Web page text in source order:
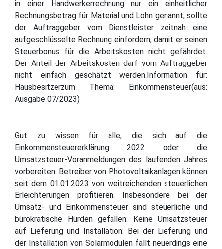
in einer Handwerkerrechnung nur ein einheitlicher
Rechnungsbetrag für Material und Lohn genannt, sollte
der Auftraggeber vom Dienstleister zeitnah eine
aufgeschlüsselte Rechnung einfordern, damit er seinen
Steuerbonus für die Arbeitskosten nicht gefährdet.
Der Anteil der Arbeitskosten darf vom Auftraggeber
nicht einfach geschätzt werden.Information für:
Hausbesitzerzum Thema: Einkommensteuer(aus:
Ausgabe 07/2023)
Gut zu wissen für alle, die sich auf die
Einkommensteuererklärung 2022 oder die
Umsatzsteuer-Voranmeldungen des laufenden Jahres
vorbereiten: Betreiber von Photovoltaikanlagen können
seit dem 01.01.2023 von weitreichenden steuerlichen
Erleichterungen profitieren. Insbesondere bei der
Umsatz- und Einkommensteuer sind steuerliche und
bürokratische Hürden gefallen: Keine Umsatzsteuer
auf Lieferung und Installation: Bei der Lieferung und
der Installation von Solarmodulen fällt neuerdings eine